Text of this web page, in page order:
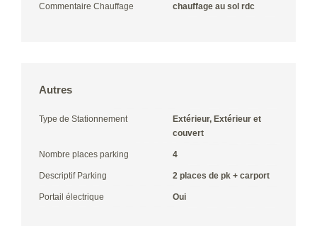
Commentaire Chauffage chauffage au sol rdc
Autres
Type de Stationnement
Extérieur, Extérieur et
couvert
Nombre places parking 4
Descriptif Parking 2 places de pk + carport
Portail électrique Oui